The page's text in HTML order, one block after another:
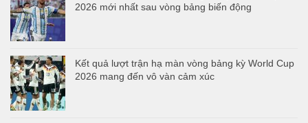
2026 mới nhất sau vòng bảng biến động
Kết quả lượt trận hạ màn vòng bảng kỳ World Cup
2026 mang đến vô vàn cảm xúc